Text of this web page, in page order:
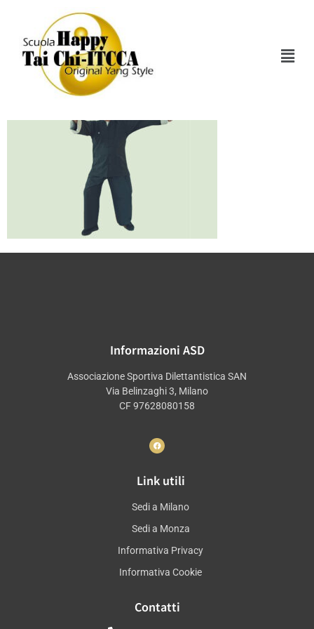
Tai-Chi-Chuan
Informazioni ASD
Associazione Sportiva Dilettantistica SAN
Via Belinzaghi 3, Milano
CF 97628080158
Link utili
Sedi a Milano
Sedi a Monza
Informativa Privacy
Informativa Cookie
Contatti